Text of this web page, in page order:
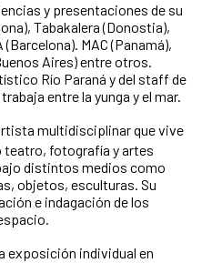
y presentaciones de su
Tabakalera (Donostia),
MAC (Panamá),
Aires) entre otros.
Río Paraná y del staff de
entre la yunga y el mar.
multidisciplinar que vive
teatro, fotografía y artes
distintos medios como
objetos, esculturas. Su
e indagación de los
exposición individual en